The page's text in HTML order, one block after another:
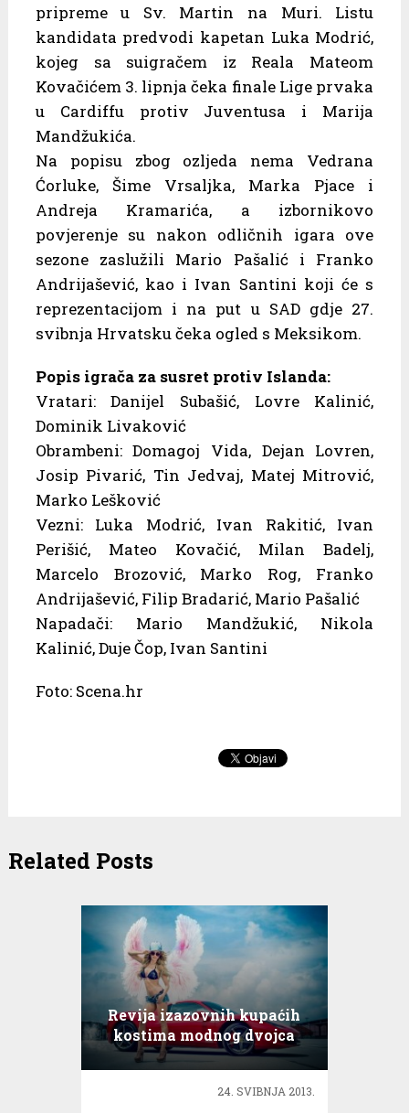
pripreme u Sv. Martin na Muri. Listu
kandidata predvodi kapetan Luka Modrić,
kojeg sa suigračem iz Reala Mateom
Kovačićem 3. lipnja čeka finale Lige prvaka
u Cardiffu protiv Juventusa i Marija
Mandžukića.
Na popisu zbog ozljeda nema Vedrana
Ćorluke, Šime Vrsaljka, Marka Pjace i
Andreja Kramarića, a izbornikovo
povjerenje su nakon odličnih igara ove
sezone zaslužili Mario Pašalić i Franko
Andrijašević, kao i Ivan Santini koji će s
reprezentacijom i na put u SAD gdje 27.
svibnja Hrvatsku čeka ogled s Meksikom.
Popis igrača za susret protiv Islanda:
Vratari: Danijel Subašić, Lovre Kalinić,
Dominik Livaković
Obrambeni: Domagoj Vida, Dejan Lovren,
Josip Pivarić, Tin Jedvaj, Matej Mitrović,
Marko Lešković
Vezni: Luka Modrić, Ivan Rakitić, Ivan
Perišić, Mateo Kovačić, Milan Badelj,
Marcelo Brozović, Marko Rog, Franko
Andrijašević, Filip Bradarić, Mario Pašalić
Napadači: Mario Mandžukić, Nikola
Kalinić, Duje Čop, Ivan Santini
Foto: Scena.hr
Related Posts
Revija izazovnih kupaćih
kostima modnog dvojca
ELFS u sklopu Garage Auto
Show-a
24. SVIBNJA 2013.